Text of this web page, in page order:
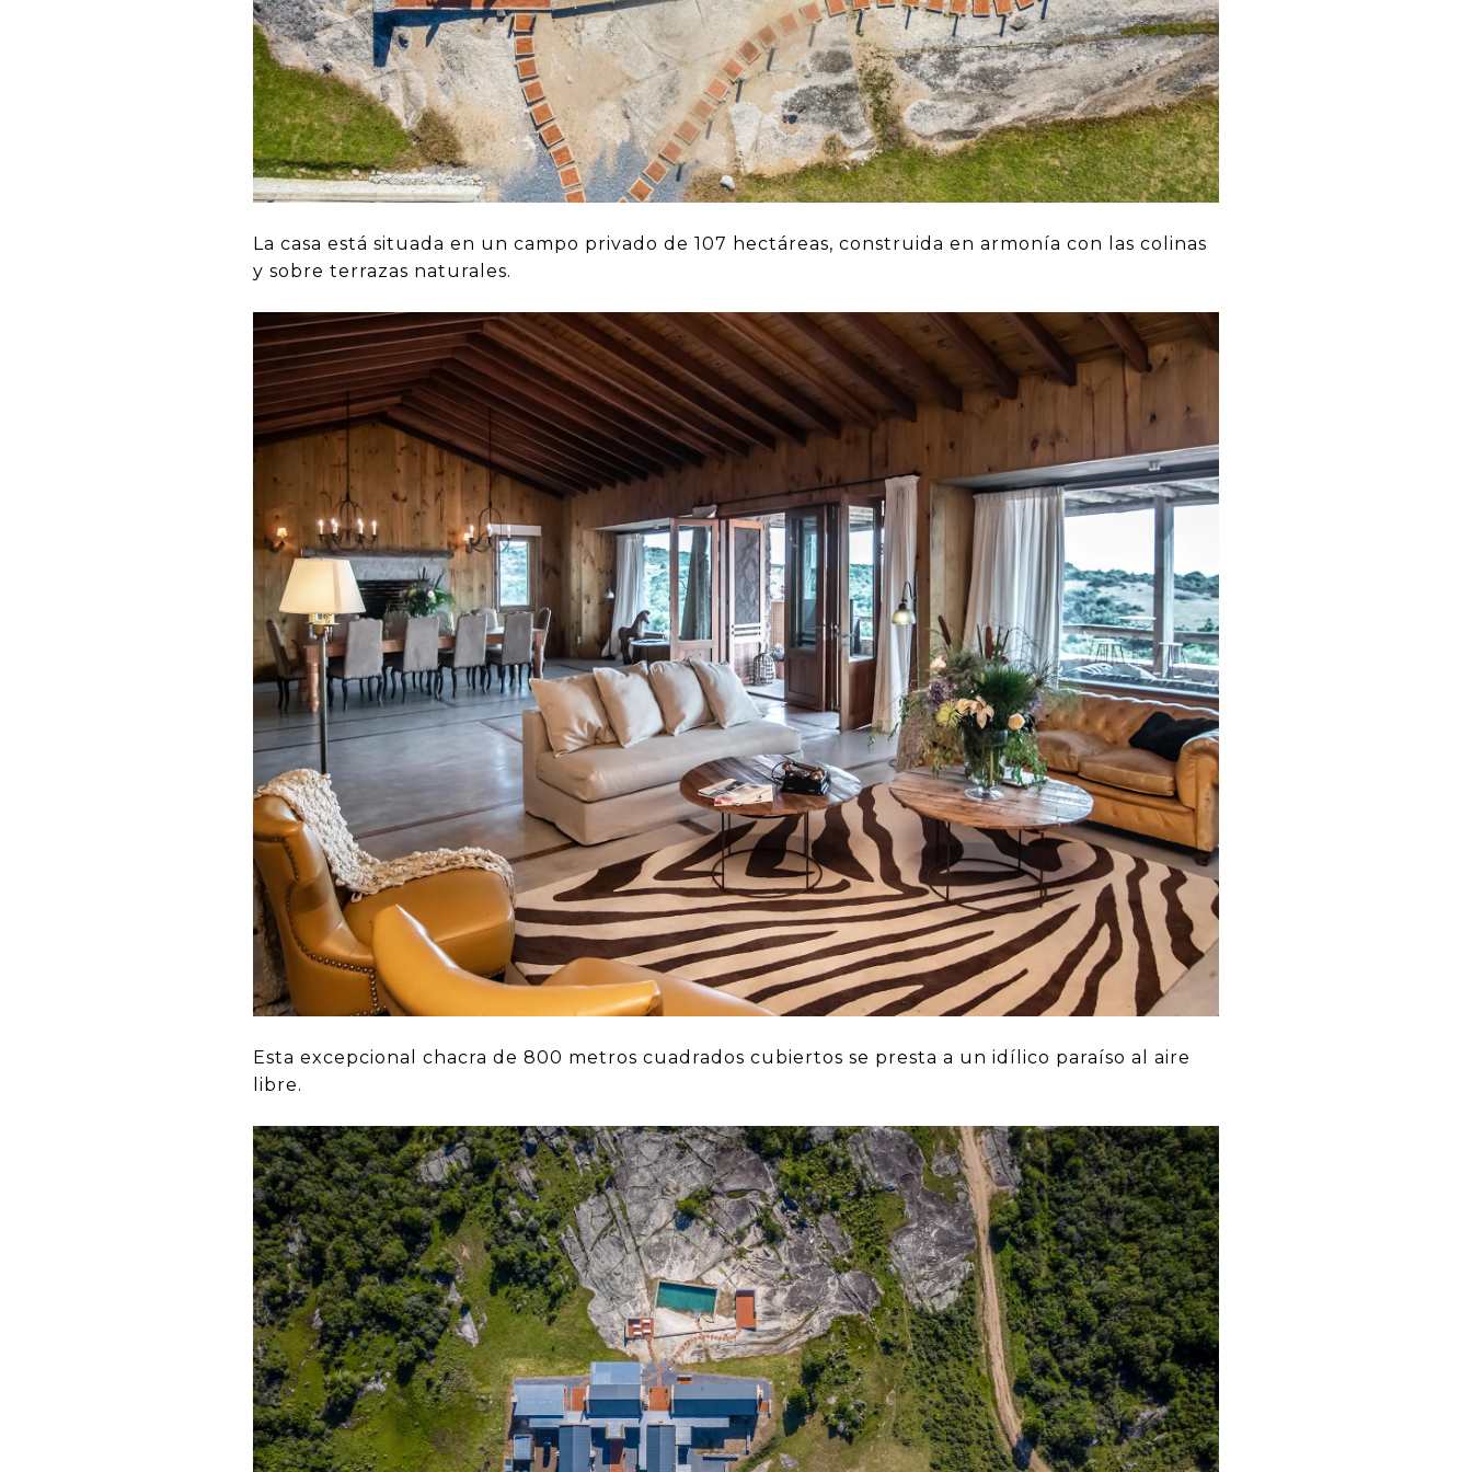
La casa está situada en un campo privado de 107 hectáreas, construida en armonía con las colinas
y sobre terrazas naturales.
Esta excepcional chacra de 800 metros cuadrados cubiertos se presta a un idílico paraíso al aire
libre.